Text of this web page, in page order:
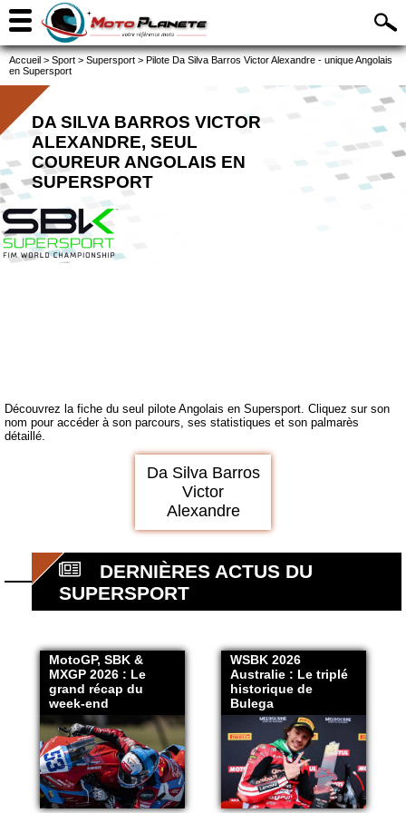
Accueil > Sport > Supersport > Pilote Da Silva Barros Victor Alexandre - unique Angolais
en Supersport
DA SILVA BARROS VICTOR
ALEXANDRE, SEUL
COUREUR ANGOLAIS EN
SUPERSPORT
Découvrez la fiche du seul pilote Angolais en Supersport. Cliquez sur son
nom pour accéder à son parcours, ses statistiques et son palmarès
détaillé.
Da Silva Barros
Victor
Alexandre
DERNIÈRES ACTUS DU
SUPERSPORT
MotoGP, SBK &
MXGP 2026 : Le
grand récap du
week-end
WSBK 2026
Australie : Le triplé
historique de
Bulega